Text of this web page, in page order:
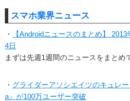
スマホ業界ニュース
・
【Androidニュースのまとめ】
4日
まずは先週1週間のニュースをまとめ
・ グライダーアソシエイツのキュレ
a』が100万ユーザー突破